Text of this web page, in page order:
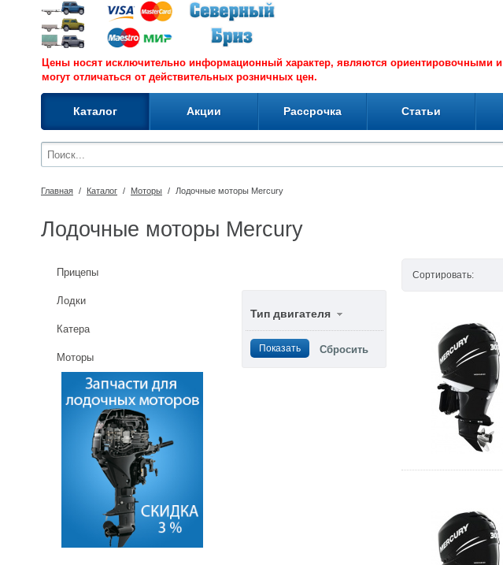
Цены носят исключительно информационный характер, являются ориентировочными и
могут отличаться от действительных розничных цен.
Каталог Акции Рассрочка Статьи
Главная / Каталог / Моторы / Лодочные моторы Mercury
Лодочные моторы Mercury
Прицепы
Лодки
Катера
Моторы
Тип двигателя
Сортировать: